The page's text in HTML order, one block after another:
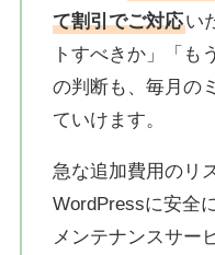
て割引でご対応い
トすべきか」「も
の判断も、毎月の
ていけます。
急な追加費用のリ
WordPressに安全
メンテナンスサー